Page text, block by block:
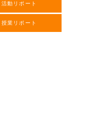
活動リポート
授業リポート